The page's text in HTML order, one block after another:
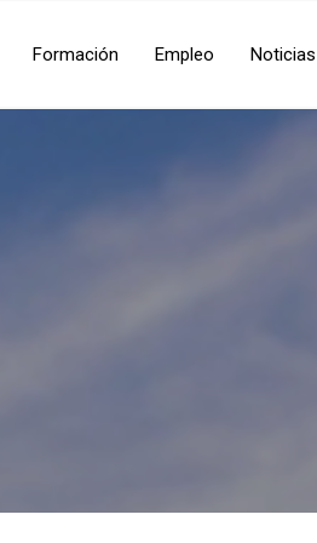
Formación Empleo Noticias